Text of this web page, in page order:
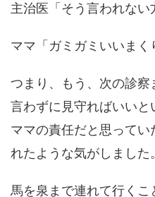
主治医「そう言われない
ママ「ガミガミいいまく
つまり、もう、次の診察
言わずに見守ればいいと
ママの責任だと思ってい
れたような気がしました。
馬を泉まで連れて行く